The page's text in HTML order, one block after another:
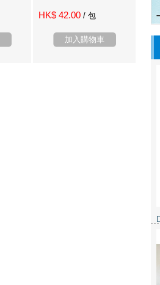
HK$ 42.00 / 包
加入購物車